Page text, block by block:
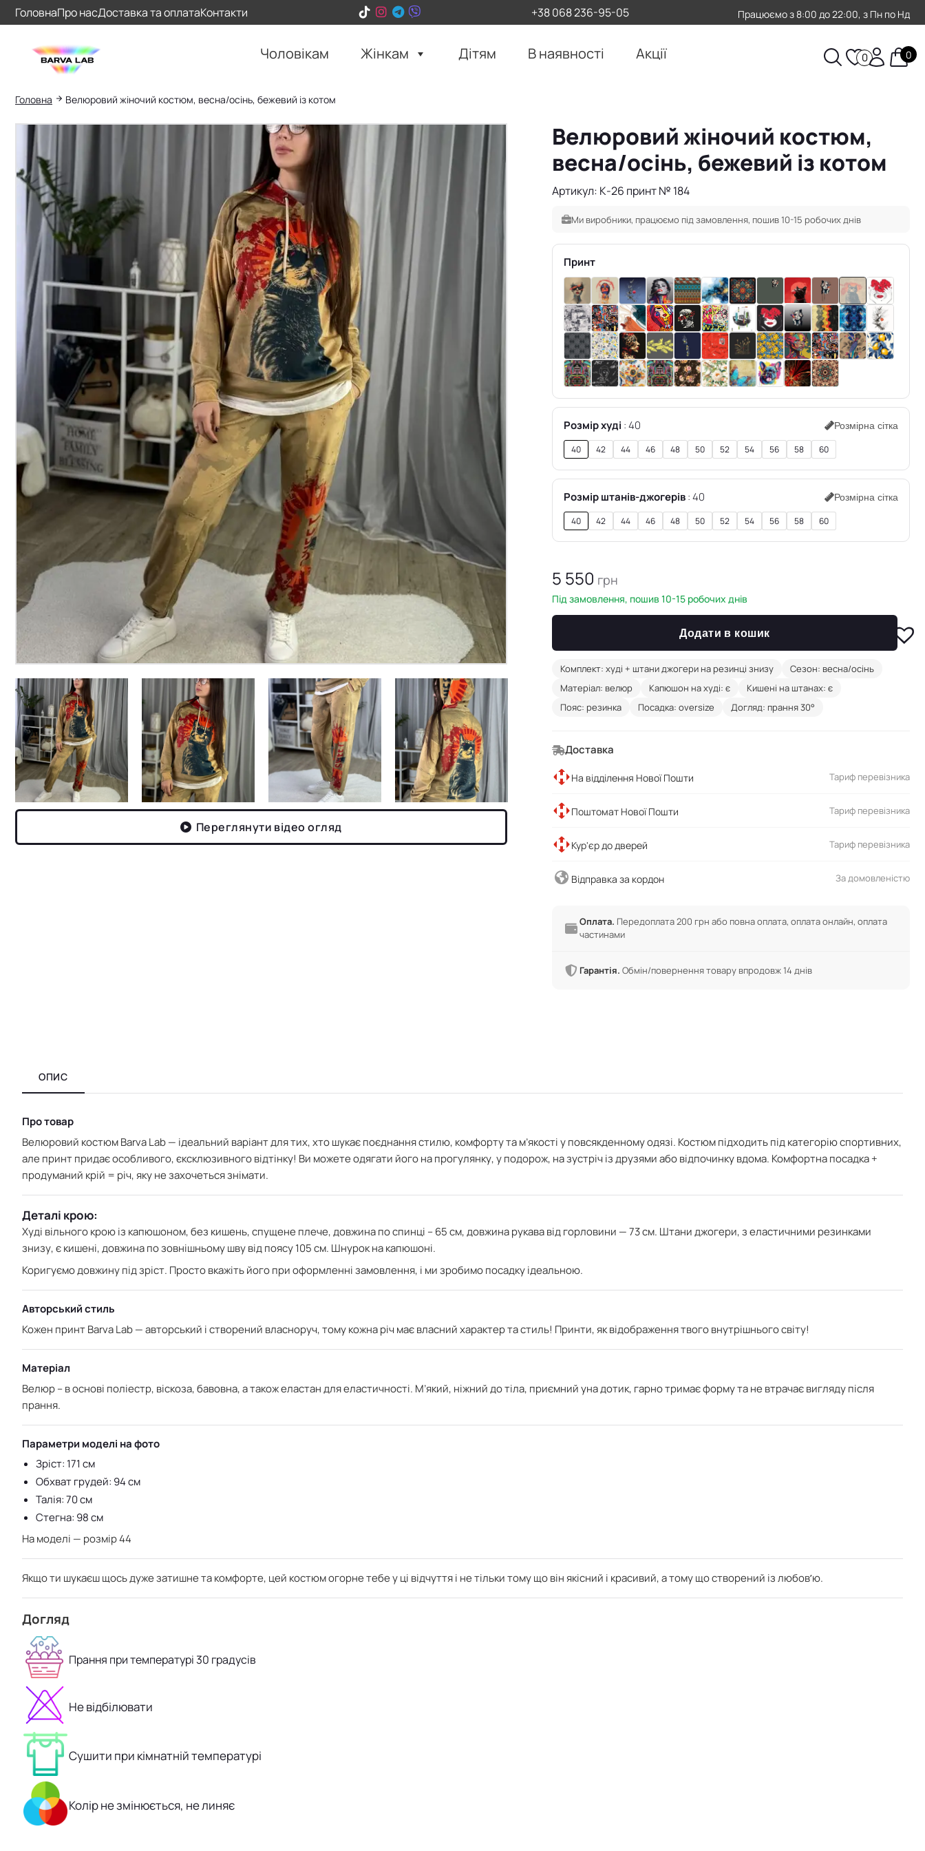
ГоловнаПро насДоставка та оплатаКонтакти +38 068 236-95-05 Працюємо з 8:00 до 22:00, з Пн по Нд
Чоловікам Жінкам Дітям В наявності Акції 0 0
Пошук
Головна Велюровий жіночий костюм, весна/осінь, бежевий із котом
Переглянути відео огляд
Велюровий жіночий костюм,
весна/осінь, бежевий із котом
Артикул: К-26 принт № 184
Ми виробники, працюємо під замовлення, пошив 10-15 робочих днів
Принт
Розмір худі 40 Розмірна сітка
40 42 44 46 48 50 52 54 56 58 60
Розмір штанів-джогерів 40 Розмірна сітка
40 42 44 46 48 50 52 54 56 58 60
5 550 грн
Під замовлення, пошив 10-15 робочих днів
Додати в кошик
Комплект: худі + штани джогери на резинці знизу
Сезон: весна/осінь
Матеріал: велюр
Капюшон на худі: є
Кишені на штанах: є
Пояс: резинка
Посадка: oversize Догляд: прання 30°
Доставка
На відділення Нової Пошти Тариф перевізника
Поштомат Нової Пошти Тариф перевізника
Кур'єр до дверей Тариф перевізника
Відправка за кордон За домовленістю
Оплата. Передоплата 200 грн або повна оплата, оплата онлайн, оплата
частинами
Гарантія. Обмін/повернення товару впродовж 14 днів
ОПИС
Про товар
Велюровий костюм Barva Lab — ідеальний варіант для тих, хто шукає поєднання стилю, комфорту та м’якості у повсякденному одязі. Костюм підходить під категорію спортивних,
але принт придає особливого, єксклюзивного відтінку! Ви можете одягати його на прогулянку, у подорож, на зустріч із друзями або відпочинку вдома. Комфортна посадка +
продуманий крій = річ, яку не захочеться знімати.
Деталі крою:
Худі вільного крою із капюшоном,без кишень, спущене плече, довжина по спинці – 65 см,довжина рукава від горловини — 73 см. Штани джогери, з еластичними резинками
знизу, є кишені, довжина по зовнішньому шву від поясу 105 см. Шнурок на капюшоні.
Коригуємо довжину під зріст. Просто вкажіть його при оформленні замовлення, і ми зробимо посадку ідеальною.
Авторський стиль
Кожен принт Barva Lab — авторський і створений власноруч, тому кожна річ має власний характер та стиль! Принти, як відображення твого внутрішнього світу!
Матеріал
Велюр – в основі поліестр, віскоза, бавовна, а також еластан для еластичності. М’який, ніжний до тіла, приємний уна дотик, гарно тримає форму та не втрачає вигляду після
прання.
Параметри моделі на фото
Зріст: 171 см
Обхват грудей: 94 см
Талія: 70 см
Стегна: 98 см
На моделі — розмір 44
Якщо ти шукаєш щось дуже затишне та комфорте, цей костюм огорне тебе у ці відчуття і не тільки тому що він якісний і красивий, а тому що створений із любовʼю.
Догляд
Прання при температурі 30 градусів
Не відбілювати
Сушити при кімнатній температурі
Колір не змінюється, не линяє